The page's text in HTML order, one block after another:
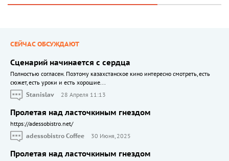
СЕЙЧАС ОБСУЖДАЮТ
Сценарий начинается с сердца
Полностью согласен. Поэтому казахстанское кино интересно смотреть, есть
сюжет, есть уроки и есть хорошие...
Stanislav
28 Апреля 11:13
Пролетая над ласточкиным гнездом
https://adessobistro.net/
adessobistro Coffee
30 Июня, 2025
Пролетая над ласточкиным гнездом